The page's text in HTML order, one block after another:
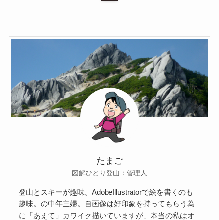
たまご
図解ひとり登山：管理人
登山とスキーが趣味。AdobeIllustratorで絵を書くのも
趣味。の中年主婦。自画像は好印象を持ってもらう為
に「あえて」カワイク描いていますが、本当の私はオ